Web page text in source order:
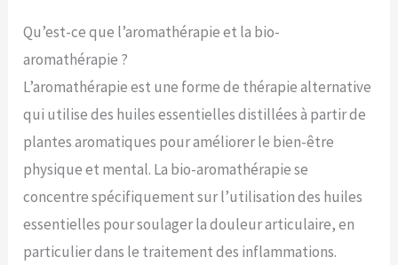
Qu’est-ce que l’aromathérapie et la bio-
aromathérapie ?
L’aromathérapie est une forme de thérapie alternative
qui utilise des huiles essentielles distillées à partir de
plantes aromatiques pour améliorer le bien-être
physique et mental. La bio-aromathérapie se
concentre spécifiquement sur l’utilisation des huiles
essentielles pour soulager la douleur articulaire, en
particulier dans le traitement des inflammations.